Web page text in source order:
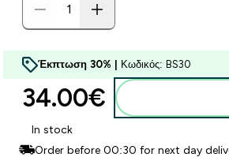
Έκπτωση 30% | Κωδικός: BS30
34.00€‎
In stock
Order before 00:30 for next day